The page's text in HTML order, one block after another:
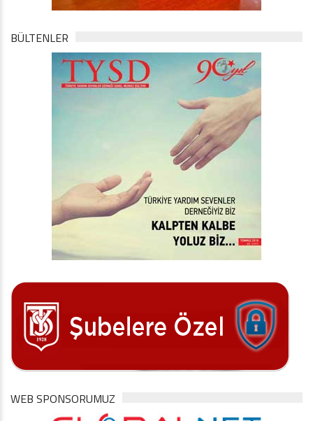
BÜLTENLER
WEB SPONSORUMUZ